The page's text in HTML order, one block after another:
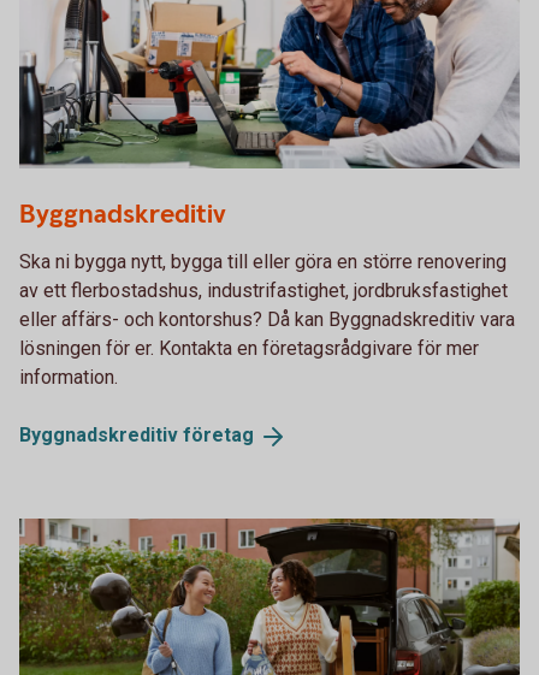
Byggnadskreditiv
Ska ni bygga nytt, bygga till eller göra en större renovering
av ett flerbostadshus, industrifastighet, jordbruksfastighet
eller affärs- och kontorshus? Då kan Byggnadskreditiv vara
lösningen för er. Kontakta en företagsrådgivare för mer
information.
Byggnadskreditiv företag